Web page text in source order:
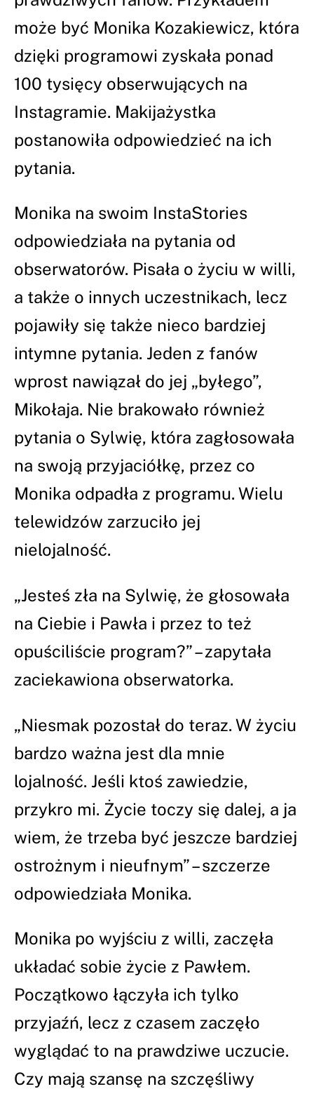
może być Monika Kozakiewicz, która
dzięki programowi zyskała ponad
100 tysięcy obserwujących na
Instagramie. Makijażystka
postanowiła odpowiedzieć na ich
pytania.
Monika na swoim InstaStories
odpowiedziała na pytania od
obserwatorów. Pisała o życiu w willi,
a także o innych uczestnikach, lecz
pojawiły się także nieco bardziej
intymne pytania. Jeden z fanów
wprost nawiązał do jej „byłego”,
Mikołaja. Nie brakowało również
pytania o Sylwię, która zagłosowała
na swoją przyjaciółkę, przez co
Monika odpadła z programu. Wielu
telewidzów zarzuciło jej
nielojalność.
„Jesteś zła na Sylwię, że głosowała
na Ciebie i Pawła i przez to też
opuściliście program?” – zapytała
zaciekawiona obserwatorka.
„Niesmak pozostał do teraz. W życiu
bardzo ważna jest dla mnie
lojalność. Jeśli ktoś zawiedzie,
przykro mi. Życie toczy się dalej, a ja
wiem, że trzeba być jeszcze bardziej
ostrożnym i nieufnym” – szczerze
odpowiedziała Monika.
Monika po wyjściu z willi, zaczęła
układać sobie życie z Pawłem.
Początkowo łączyła ich tylko
przyjaźń, lecz z czasem zaczęło
wyglądać to na prawdziwe uczucie.
Czy mają szansę na szczęśliwy